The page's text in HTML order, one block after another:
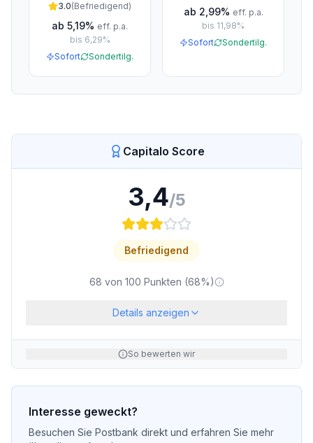
3.0(Befriedigend)
ab 5,19% eff. p.a.
bis 6,29%
Sofort
Sondertilg.
ab 2,99% eff. p.a.
bis 11,98%
Sofort
Sondertilg.
Capitalo Score
3,4/5
Befriedigend
68 von 100 Punkten (68%)
Details anzeigen
So bewerten wir
Interesse geweckt?
Besuchen Sie Postbank direkt und erfahren Sie mehr